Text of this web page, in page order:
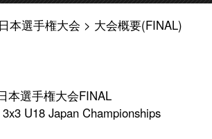
本選手権大会 大会概要(FINAL)
本選手権大会FINAL
U18 Japan Championships